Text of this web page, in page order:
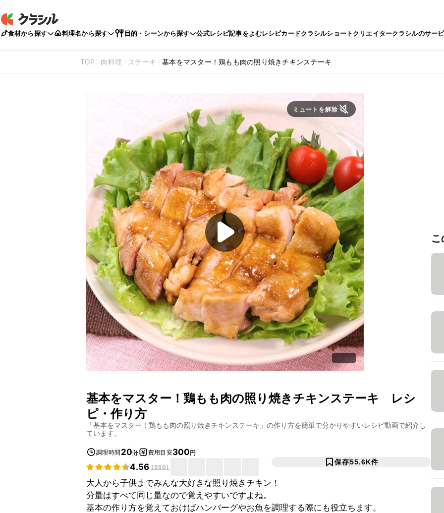
食材から探す 料理名から探す 目的・シーンから探す 公式レシピ記事をよむレシピカードクラシルショートクリエイタークラシルのサー
TOP 肉料理 ステーキ 基本をマスター！鶏もも肉の照り焼きチキンステーキ
ミュートを解除
基本をマスター！鶏もも肉の照り焼きチキンステーキ レシ
ピ・作り方
「基本をマスター！鶏もも肉の照り焼きチキンステーキ 」の作り方を簡単で分かりやすいレシピ動画で紹介し
ています。
調理時間 20分 費用目安300円
4.56 (950)
保存55.6K件
大人から子供までみんな大好きな照り焼きチキン！
分量はすべて同じ量なので覚えやすいですよね。
基本の作り方を覚えておけばハンバーグやお魚を調理する際にも役立ちます。